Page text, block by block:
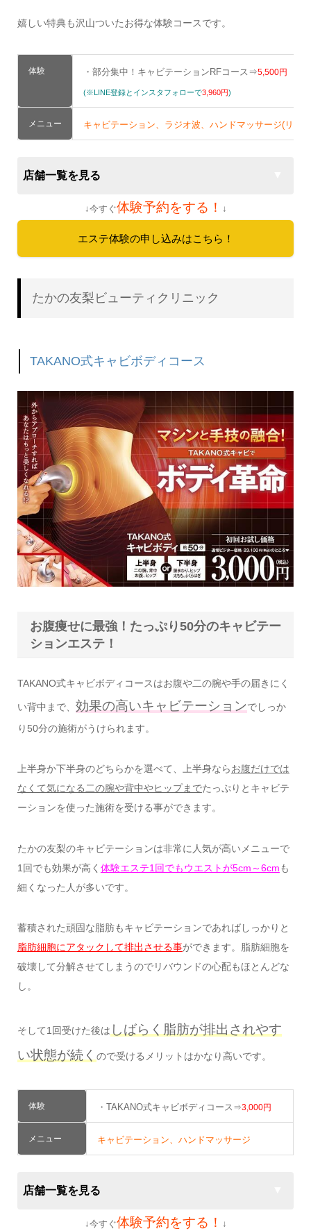
嬉しい特典も沢山ついたお得な体験コースです。
体験 ・部分集中！キャビテーションRFコース⇒5,500円
(※LINE登録とインスタフォローで3,960円)
メニュー キャビテーション、ラジオ波、ハンドマッサージ(リン
店舗一覧を見る
↓今すぐ体験予約をする！ ↓
エステ体験の申し込みはこちら！
たかの友梨ビューティクリニック
TAKANO式キャビボディコース
お腹痩せに最強！たっぷり50分のキャビテー
ションエステ！
TAKANO式キャビボディコースはお腹や二の腕や手の届きにく
い背中まで、 効果の高いキャビテーションでしっか
り50分の施術がうけられます。
上半身か下半身のどちらかを選べて、上半身ならお腹だけでは
なくて気になる二の腕や背中やヒップまでたっぷりとキャビテ
ーションを使った施術を受ける事ができます。
たかの友梨のキャビテーションは非常に人気が高いメニューで
1回でも効果が高く 体験エステ1回でもウエストが5cm～6cmも
細くなった人が多いです。
蓄積された頑固な脂肪もキャビテーションであればしっかりと
脂肪細胞にアタックして排出させる事ができます。脂肪細胞を
破壊して分解させてしまうのでリバウンドの心配もほとんどな
し。
そして1回受けた後は しばらく脂肪が排出されやす
い状態が続く ので受けるメリットはかなり高いです。
体験 ・TAKANO式キャビボディコース ⇒3,000円
メニュー キャビテーション、ハンドマッサージ
店舗一覧を見る
↓今すぐ体験予約をする！ ↓